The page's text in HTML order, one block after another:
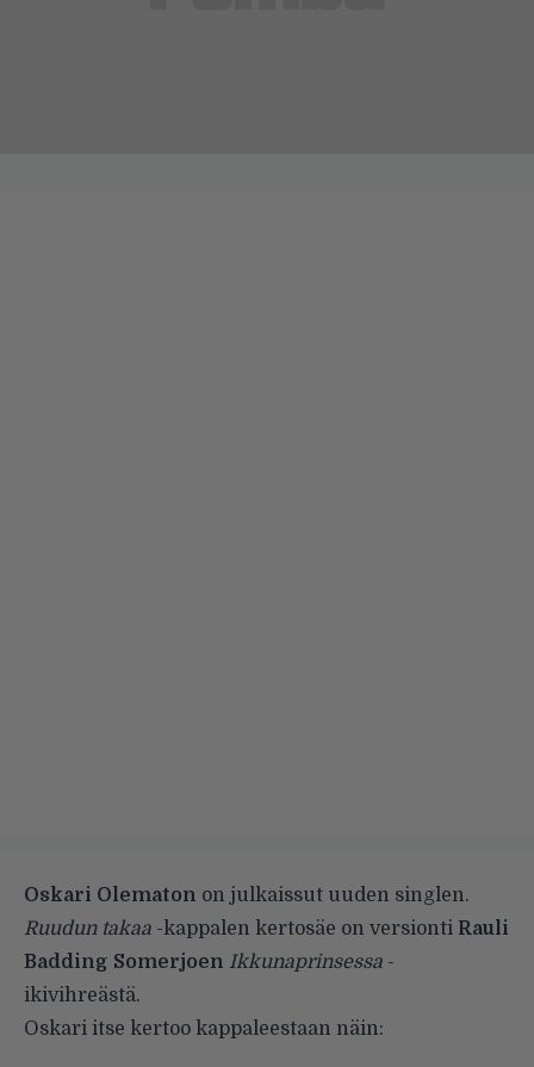
Oskari Olematon on julkaissut uuden singlen.
Ruudun takaa -kappalen kertosäe on versionti Rauli
Badding Somerjoen Ikkunaprinsessa -
ikivihreästä.
Oskari itse kertoo kappaleestaan näin: